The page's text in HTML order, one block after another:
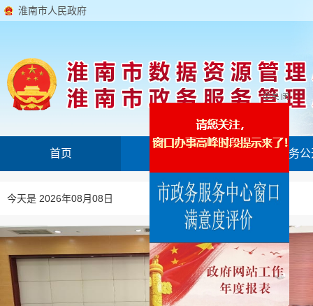
淮南市人民政府
首页 政务
今天是 2026年08月08日